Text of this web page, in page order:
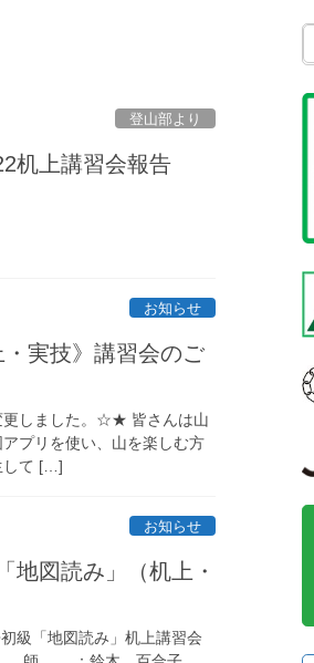
登山部より
机上講習会報告
お知らせ
実技》講習会のご
更しました。☆★ 皆さんは山
プリを使い、山を楽しむ方
して […]
お知らせ
地図読み」（机上・
級「地図読み」机上講習会